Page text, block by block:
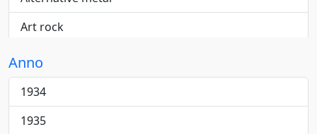
Art rock
Blues
Cantautore
Anno
1934
1935